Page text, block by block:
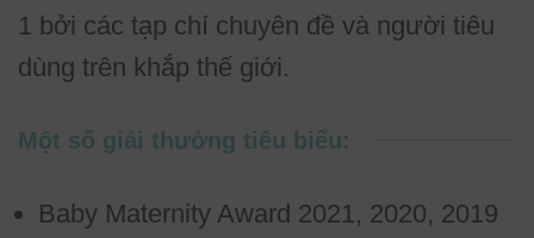
1 bởi các tạp chí chuyên đề và người tiêu
dùng trên khắp thế giới.
Một số giải thưởng tiêu biểu:
Baby Maternity Award 2021, 2020, 2019